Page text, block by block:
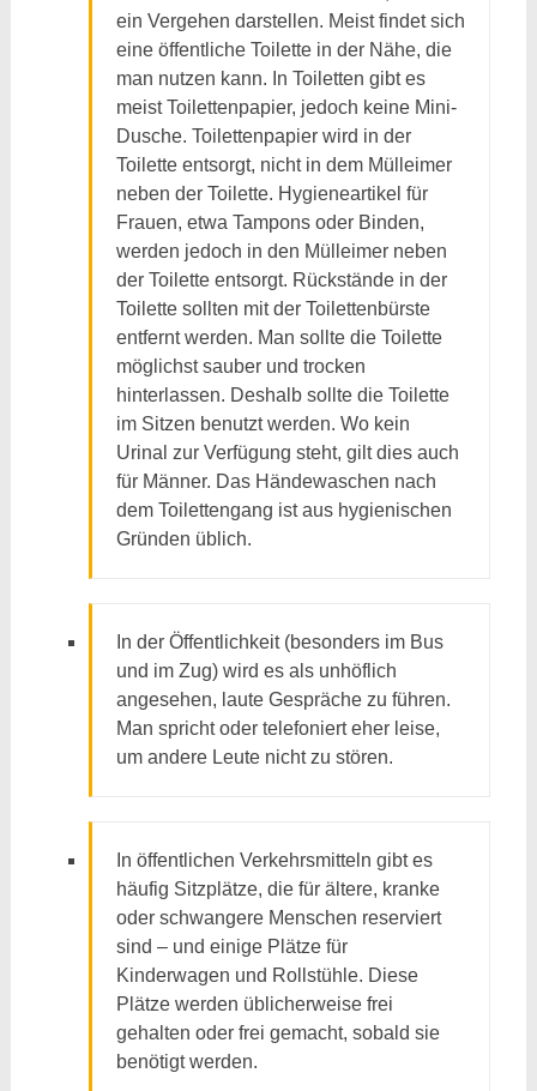
ein Vergehen darstellen. Meist findet sich
eine öffentliche Toilette in der Nähe, die
man nutzen kann. In Toiletten gibt es
meist Toilettenpapier, jedoch keine Mini-
Dusche. Toilettenpapier wird in der
Toilette entsorgt, nicht in dem Mülleimer
neben der Toilette. Hygieneartikel für
Frauen, etwa Tampons oder Binden,
werden jedoch in den Mülleimer neben
der Toilette entsorgt. Rückstände in der
Toilette sollten mit der Toilettenbürste
entfernt werden. Man sollte die Toilette
möglichst sauber und trocken
hinterlassen. Deshalb sollte die Toilette
im Sitzen benutzt werden. Wo kein
Urinal zur Verfügung steht, gilt dies auch
für Männer. Das Händewaschen nach
dem Toilettengang ist aus hygienischen
Gründen üblich.
In der Öffentlichkeit (besonders im Bus
und im Zug) wird es als unhöflich
angesehen, laute Gespräche zu führen.
Man spricht oder telefoniert eher leise,
um andere Leute nicht zu stören.
In öffentlichen Verkehrsmitteln gibt es
häufig Sitzplätze, die für ältere, kranke
oder schwangere Menschen reserviert
sind – und einige Plätze für
Kinderwagen und Rollstühle. Diese
Plätze werden üblicherweise frei
gehalten oder frei gemacht, sobald sie
benötigt werden.